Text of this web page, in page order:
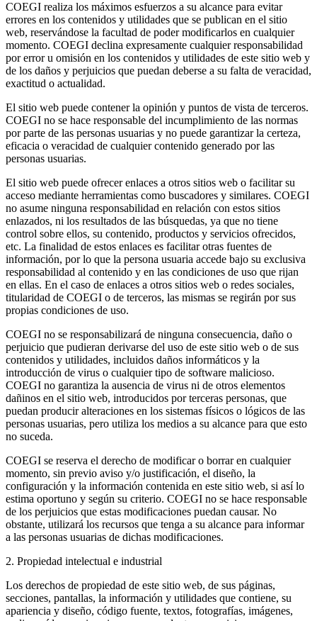
COEGI realiza los máximos esfuerzos a su alcance para evitar
errores en los contenidos y utilidades que se publican en el sitio
web, reservándose la facultad de poder modificarlos en cualquier
momento. COEGI declina expresamente cualquier responsabilidad
por error u omisión en los contenidos y utilidades de este sitio web y
de los daños y perjuicios que puedan deberse a su falta de veracidad,
exactitud o actualidad.
El sitio web puede contener la opinión y puntos de vista de terceros.
COEGI no se hace responsable del incumplimiento de las normas
por parte de las personas usuarias y no puede garantizar la certeza,
eficacia o veracidad de cualquier contenido generado por las
personas usuarias.
El sitio web puede ofrecer enlaces a otros sitios web o facilitar su
acceso mediante herramientas como buscadores y similares. COEGI
no asume ninguna responsabilidad en relación con estos sitios
enlazados, ni los resultados de las búsquedas, ya que no tiene
control sobre ellos, su contenido, productos y servicios ofrecidos,
etc. La finalidad de estos enlaces es facilitar otras fuentes de
información, por lo que la persona usuaria accede bajo su exclusiva
responsabilidad al contenido y en las condiciones de uso que rijan
en ellas. En el caso de enlaces a otros sitios web o redes sociales,
titularidad de COEGI o de terceros, las mismas se regirán por sus
propias condiciones de uso.
COEGI no se responsabilizará de ninguna consecuencia, daño o
perjuicio que pudieran derivarse del uso de este sitio web o de sus
contenidos y utilidades, incluidos daños informáticos y la
introducción de virus o cualquier tipo de software malicioso.
COEGI no garantiza la ausencia de virus ni de otros elementos
dañinos en el sitio web, introducidos por terceras personas, que
puedan producir alteraciones en los sistemas físicos o lógicos de las
personas usuarias, pero utiliza los medios a su alcance para que esto
no suceda.
COEGI se reserva el derecho de modificar o borrar en cualquier
momento, sin previo aviso y/o justificación, el diseño, la
configuración y la información contenida en este sitio web, si así lo
estima oportuno y según su criterio. COEGI no se hace responsable
de los perjuicios que estas modificaciones puedan causar. No
obstante, utilizará los recursos que tenga a su alcance para informar
a las personas usuarias de dichas modificaciones.
2. Propiedad intelectual e industrial
Los derechos de propiedad de este sitio web, de sus páginas,
secciones, pantallas, la información y utilidades que contiene, su
apariencia y diseño, código fuente, textos, fotografías, imágenes,